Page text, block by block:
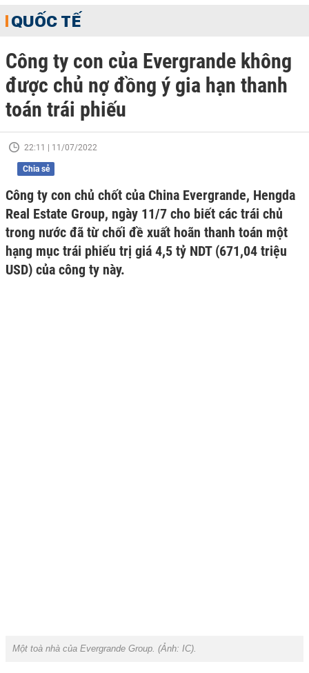
QUỐC TẾ
Công ty con của Evergrande không
được chủ nợ đồng ý gia hạn thanh
toán trái phiếu
22:11 | 11/07/2022
Chia sẻ
Công ty con chủ chốt của China Evergrande, Hengda
Real Estate Group, ngày 11/7 cho biết các trái chủ
trong nước đã từ chối đề xuất hoãn thanh toán một
hạng mục trái phiếu trị giá 4,5 tỷ NDT (671,04 triệu
USD) của công ty này.
Một toà nhà của Evergrande Group. (Ảnh: IC).